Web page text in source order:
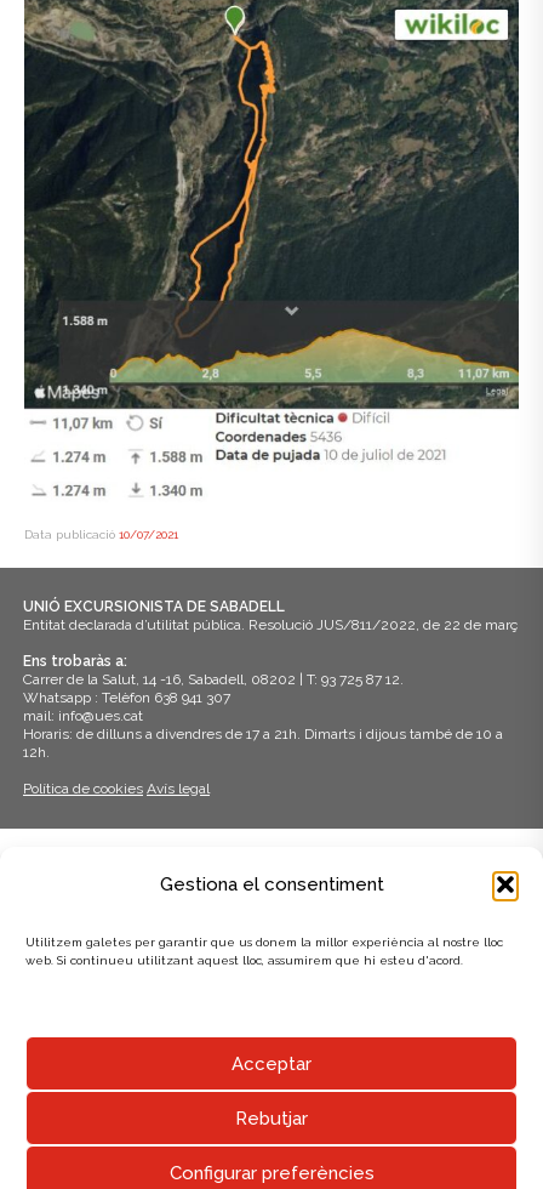
Gestiona el consentiment
Utilitzem galetes per garantir que us donem la millor experiència al nostre lloc
web. Si continueu utilitzant aquest lloc, assumirem que hi esteu d'acord.
Acceptar
Rebutjar
Configurar preferències
Data publicació 10/07/2021
UNIÓ EXCURSIONISTA DE SABADELL
Entitat declarada d’utilitat pública. Resolució JUS/811/2022, de 22 de març
Ens trobaràs a:
Carrer de la Salut, 14 -16, Sabadell, 08202 | T: 93 725 87 12.
Whatsapp : Telèfon 638 941 307
mail: info@ues.cat
Horaris: de dilluns a divendres de 17 a 21h. Dimarts i dijous també de 10 a
12h.
Política de cookies Avís legal
AMB EL SUPORT DE: